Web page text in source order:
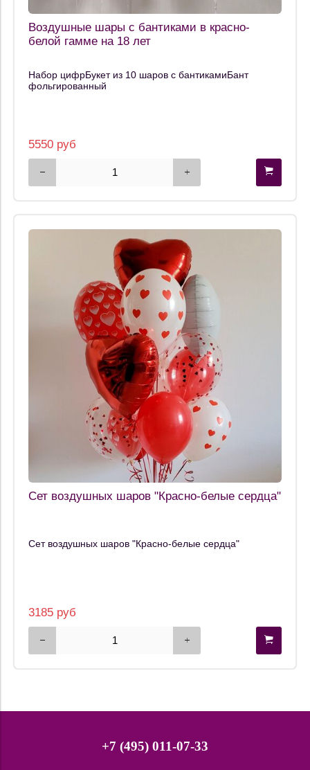
Воздушные шары с бантиками в красно-
белой гамме на 18 лет
Набор цифрБукет из 10 шаров с бантикамиБант
фольгированный
5550 руб
Сет воздушных шаров "Красно-белые сердца"
Сет воздушных шаров "Красно-белые сердца"
3185 руб
+7 (495) 011-07-33